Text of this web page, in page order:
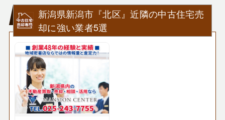
新潟県新潟市『北区』近隣の中古住宅売
却に強い業者5選